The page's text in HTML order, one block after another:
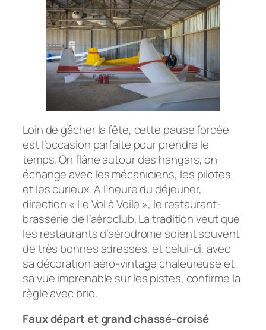
Loin de gâcher la fête, cette pause forcée
est l’occasion parfaite pour prendre le
temps. On flâne autour des hangars, on
échange avec les mécaniciens, les pilotes
et les curieux. À l’heure du déjeuner,
direction « Le Vol à Voile », le restaurant-
brasserie de l’aéroclub. La tradition veut que
les restaurants d’aérodrome soient souvent
de très bonnes adresses, et celui-ci, avec
sa décoration aéro-vintage chaleureuse et
sa vue imprenable sur les pistes, confirme la
règle avec brio.
Faux départ et grand chassé-croisé